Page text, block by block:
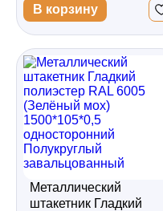
односторонний
Полукруглый
В корзину
Металлический
штакетник Гладкий